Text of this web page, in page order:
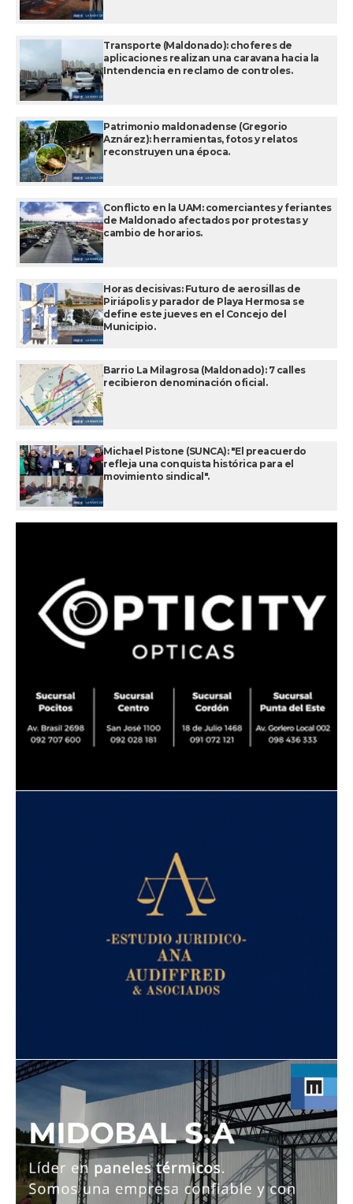
Transporte (Maldonado): choferes de
aplicaciones realizan una caravana hacia la
Intendencia en reclamo de controles.
Patrimonio maldonadense (Gregorio
Aznárez): herramientas, fotos y relatos
reconstruyen una época.
Conflicto en la UAM: comerciantes y feriantes
de Maldonado afectados por protestas y
cambio de horarios.
Horas decisivas: Futuro de aerosillas de
Piriápolis y parador de Playa Hermosa se
define este jueves en el Concejo del
Municipio.
Barrio La Milagrosa (Maldonado): 7 calles
recibieron denominación oficial.
Michael Pistone (SUNCA): "El preacuerdo
refleja una conquista histórica para el
movimiento sindical".